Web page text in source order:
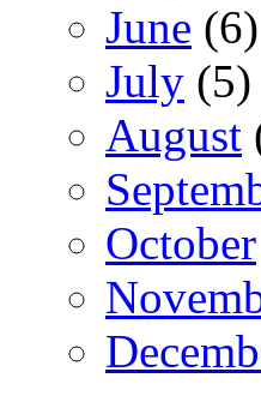
June (6)
July (5)
August
October